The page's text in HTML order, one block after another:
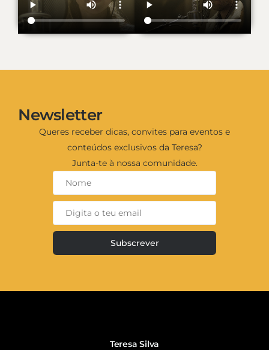
Newsletter
Queres receber dicas, convites para eventos e
conteúdos exclusivos da Teresa?
Junta-te à nossa comunidade.
Subscrever
Teresa Silva